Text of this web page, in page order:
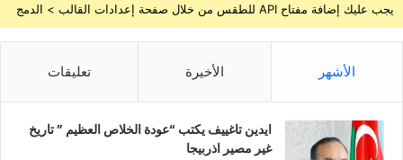
يجب عليك إضافة مفتاح API للطقس من خلال صفحة إعدادات القالب > الدمج
الأشهر الأخيرة تعليقات
ايدين تاغييف يكتب “عودة الخلاص العظيم ” تاريخ
غير مصير اذربيجا